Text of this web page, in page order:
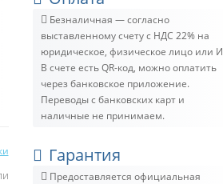
Безналичная — согласно
выставленному счету c НДС 22% на
юридическое, физическое лицо или
В счете есть QR-код, можно оплатить
через банковское приложение.
Переводы с банковских карт и
наличные не принимаем.
Гарантия
Предоставляется официальная